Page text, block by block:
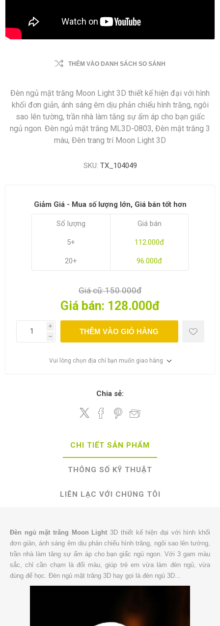
THÊM VÀO DANH SÁCH SO SÁNH
Đèn ngủ mặt trăng Moon Light 3D thiết kế hiện đại với hình
khối đơn giản, ánh sáng êm dịu phản chiếu hình trăng, ngôi
sao lên tường, trần nhà làm tăng sự ấm áp cho bạn giấc
ngủ ngon. Đèn ngủ mặt trăng ML3D-0803, Đèn mặt trăng 3
màu, Đèn trang trí Moon Light 3D
SKU: TX_104049
Giảm Giá - Mua số lượng lớn, Giá bán tốt hơn
Số lượng
5+
20+
Giá bán
112.000đ
96.000đ
Giá cũ:150.000đ
Giá bán: 128.000đ
i
h
THÊM VÀO GIỎ HÀNG
Vui lòng chọn địa chỉ bạn muốn giao hàng
Chia sẻ:
CHI TIẾT SẢN PHẨM
THÔNG SỐ KỸ THUẬT
LIÊN LẠC VỚI CHÚNG TÔI
Đèn ngủ mặt trăng Moon Light 3D thiết kế hiện đại với hình khối
đơn giản, ánh sáng êm dịu phản chiếu hình trăng, ngôi sao lên tường,
trần nhà làm tăng sự ấm áp cho bạn giấc ngủ ngon. Với 3 gam màu
sắc, chỉ cần chạm là đổi màu, giúp trẻ em vừa làm đèn ngủ, vừa
dùng để học. Đèn ngủ mặt trăng 3D hay gọi là đèn ngủ 3D...